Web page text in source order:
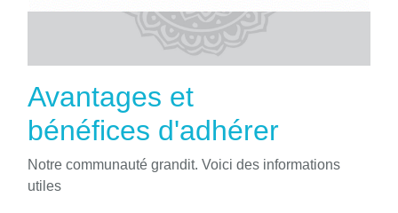
Avantages et
bénéfices d'adhérer
Notre communauté grandit. Voici des informations
utiles